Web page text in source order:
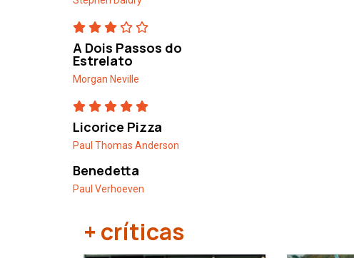
A Dois Passos do
Estrelato
Morgan Neville
Licorice Pizza
Paul Thomas Anderson
Benedetta
Paul Verhoeven
+ críticas